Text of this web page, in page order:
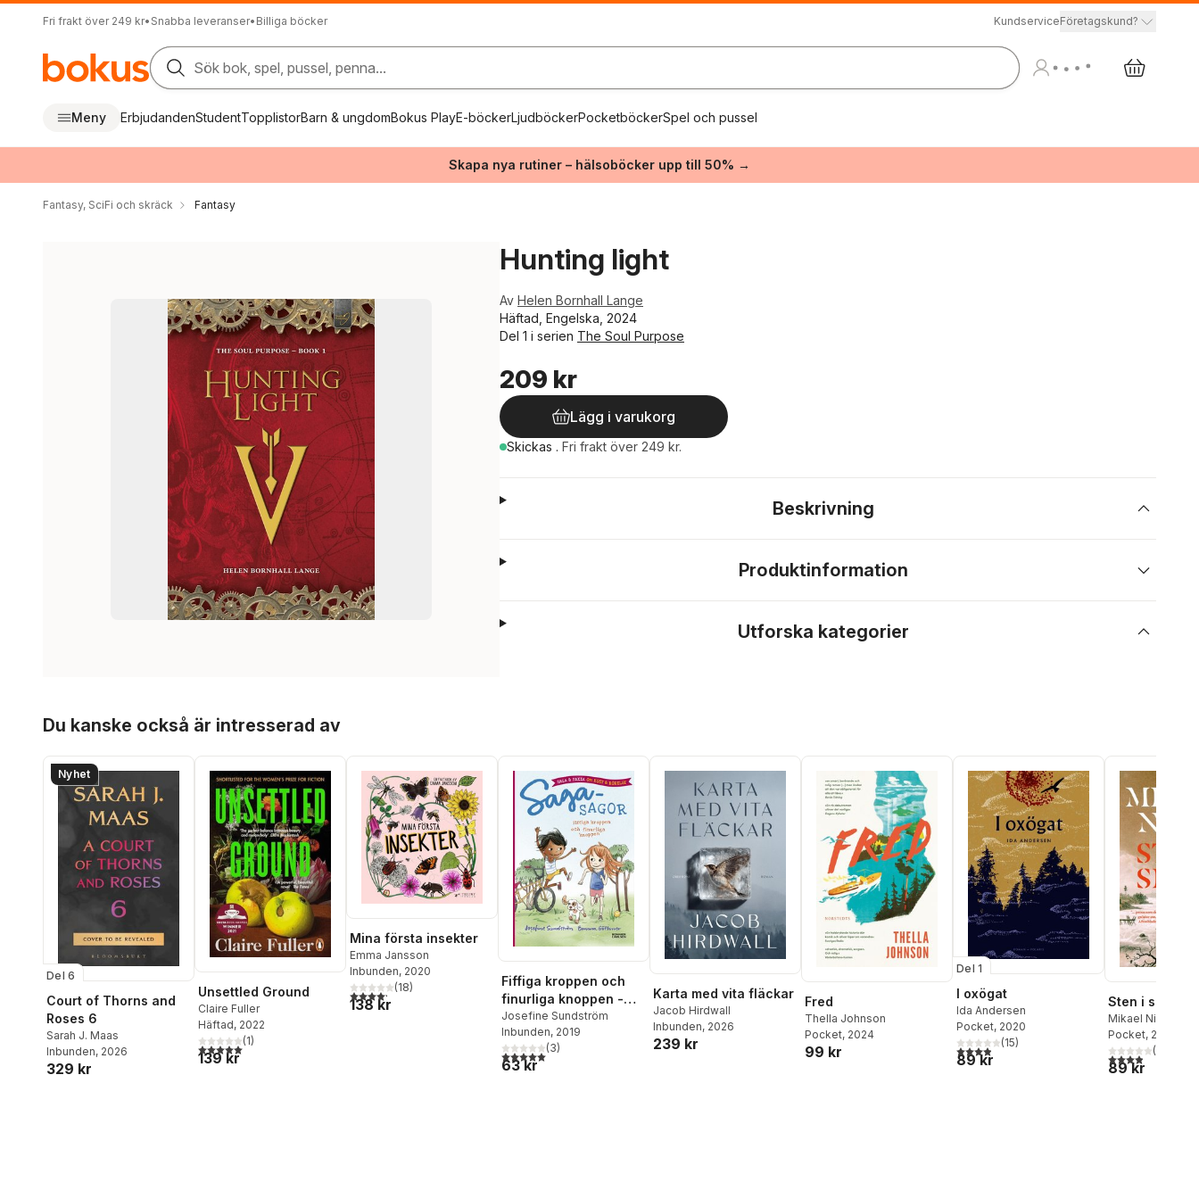
Fri frakt över 249 kr• Snabba leveranser• Billiga böcker KundserviceFöretagskund?
Sök bok, spel, pussel, penna...
Meny ErbjudandenStudentTopplistorBarn & ungdomBokus PlayE-böckerLjudböckerPocketböckerSpel och pussel
Skapa nya rutiner – hälsoböcker upp till 50% →
Fantasy, SciFi och skräck Fantasy
Hunting light
Av Helen Bornhall Lange
Häftad, Engelska, 2024
Del 1 i serien The Soul Purpose
209 kr
Lägg i varukorg
Skickas . Fri frakt över 249 kr.
Beskrivning
Produktinformation
Utforska kategorier
Du kanske också är intresserad av
Nyhet
Del 6
Court of Thorns and
Roses 6
Sarah J. Maas
Inbunden, 2026
329 kr
Unsettled Ground
Claire Fuller
Häftad, 2022
5,0utav 5 stjärnor. Totalt antal röster:
(1)
139 kr
Mina första insekter
Emma Jansson
Inbunden, 2020
4,2utav 5 stjärnor. Totalt antal röster:
(18)
138 kr
Fiffiga kroppen och
finurliga knoppen -
saga och fakta om
kropp och rörelse
Josefine Sundström
Inbunden, 2019
5,0utav 5 stjärnor. Totalt antal röster:
(3)
63 kr
Karta med vita fläckar
Jacob Hirdwall
Inbunden, 2026
239 kr
Fred
Thella Johnson
Pocket, 2024
99 kr
Del 1
I oxögat
Ida Andersen
Pocket, 2020
3,9utav 5 stjärnor. Totalt antal röster:
(15)
89 kr
Sten i siden
Mikael Niemi
Pocket, 2024
3,9utav 5(
89 kr